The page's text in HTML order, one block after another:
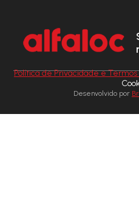
Política de Privacidade e Termos
Desenvolvido por